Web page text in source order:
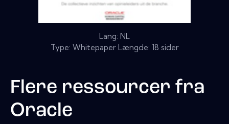
Lang: NL
Type: Whitepaper Længde: 18 sider
Flere ressourcer fra
Oracle